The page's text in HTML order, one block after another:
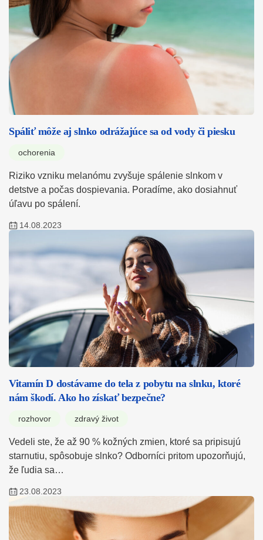
Spáliť môže aj slnko odrážajúce sa od vody či piesku
ochorenia
Riziko vzniku melanómu zvyšuje spálenie slnkom v
detstve a počas dospievania. Poradíme, ako dosiahnuť
úľavu po spálení.
14.08.2023
Vitamín D dostávame do tela z pobytu na slnku, ktoré
nám škodí. Ako ho získať bezpečne?
rozhovor zdravý život
Vedeli ste, že až 90 % kožných zmien, ktoré sa pripisujú
starnutiu, spôsobuje slnko? Odborníci pritom upozorňujú,
že ľudia sa…
23.08.2023